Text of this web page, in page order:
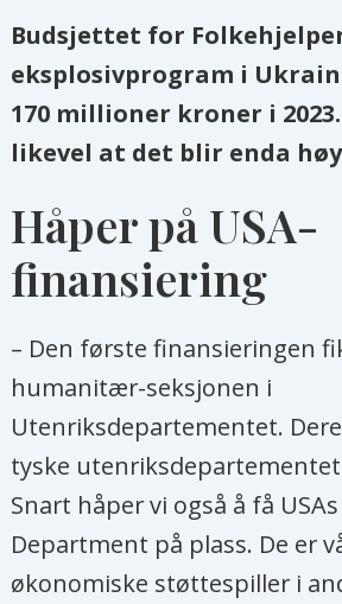
Budsjettet for
eksplosivprogram i
170 millioner kroner i
likevel at det blir enda
Håper på USA-
finansiering
– Den første finansieringen
humanitær-seksjonen i
Utenriksdepartementet.
tyske
Snart håper vi også å få
Department på plass. De er
økonomiske støttespiller i